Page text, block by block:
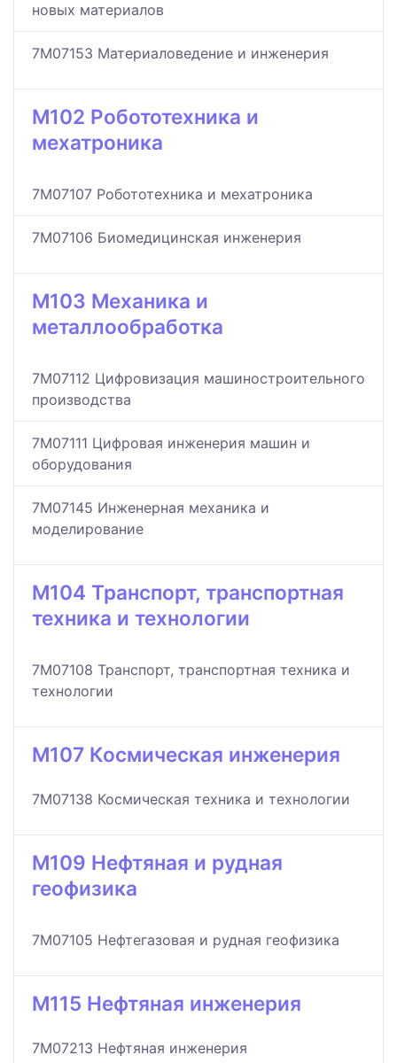
новых материалов
7M07153 Материаловедение и инженерия
M102 Робототехника и
мехатроника
7M07107 Робототехника и мехатроника
7M07106 Биомедицинская инженерия
M103 Механика и
металлообработка
7M07112 Цифровизация машиностроительного
производства
7M07111 Цифровая инженерия машин и
оборудования
7M07145 Инженерная механика и
моделирование
M104 Транспорт, транспортная
техника и технологии
7M07108 Транспорт, транспортная техника и
технологии
M107 Космическая инженерия
7M07138 Космическая техника и технологии
M109 Нефтяная и рудная
геофизика
7M07105 Нефтегазовая и рудная геофизика
M115 Нефтяная инженерия
7M07213 Нефтяная инженерия